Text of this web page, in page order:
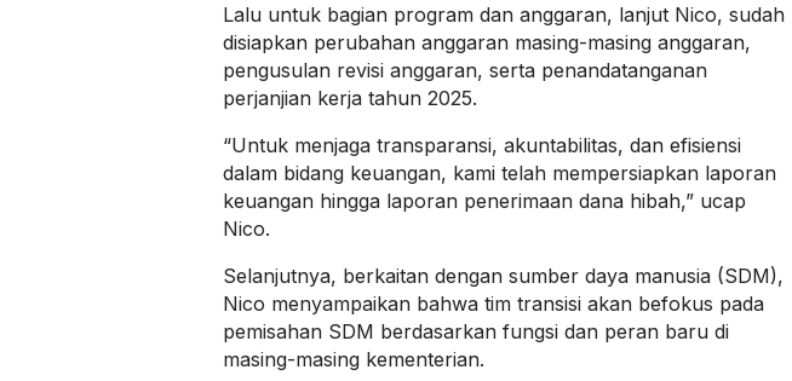
Lalu untuk bagian program dan anggaran, lanjut Nico, sudah
disiapkan perubahan anggaran masing-masing anggaran,
pengusulan revisi anggaran, serta penandatanganan
perjanjian kerja tahun 2025.
“Untuk menjaga transparansi, akuntabilitas, dan efisiensi
dalam bidang keuangan, kami telah mempersiapkan laporan
keuangan hingga laporan penerimaan dana hibah,” ucap
Nico.
Selanjutnya, berkaitan dengan sumber daya manusia (SDM),
Nico menyampaikan bahwa tim transisi akan befokus pada
pemisahan SDM berdasarkan fungsi dan peran baru di
masing-masing kementerian.